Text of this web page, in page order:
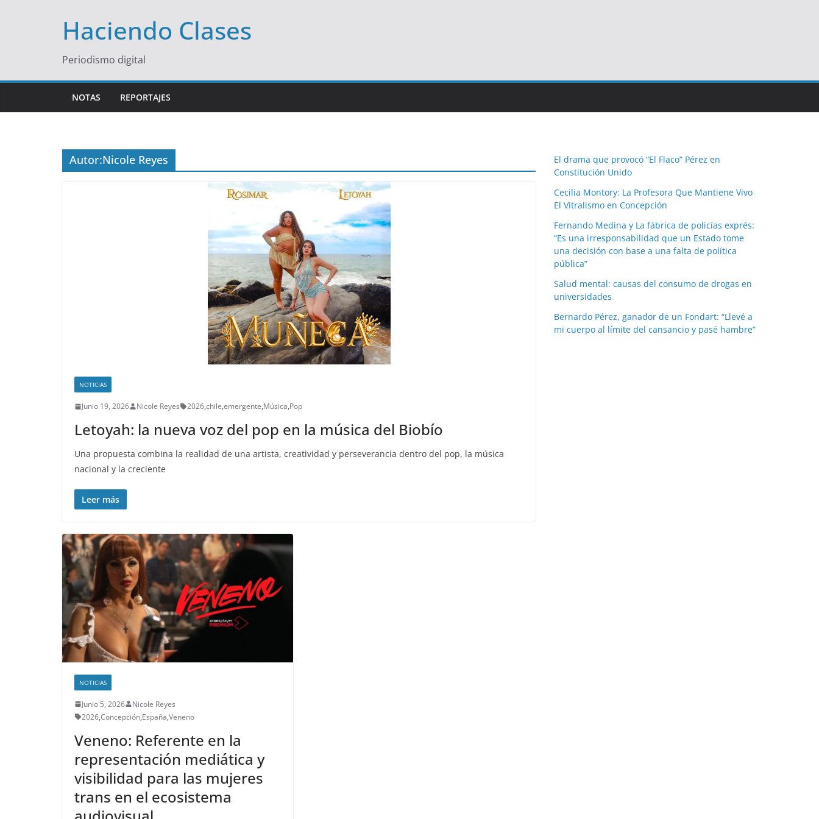
Haciendo Clases
Periodismo digital
NOTAS REPORTAJES
Autor:Nicole Reyes
NOTICIAS
Junio 19, 2026 Nicole Reyes 2026,chile,emergente,Música,Pop
Letoyah: la nueva voz del pop en la música del Biobío
Una propuesta combina la realidad de una artista, creatividad y perseverancia dentro del pop, la música
nacional y la creciente
Leer más
NOTICIAS
Junio 5, 2026
Nicole Reyes
2026,Concepción,España,Veneno
Veneno: Referente en la
representación mediática y
visibilidad para las mujeres
trans en el ecosistema
El drama que provocó “El Flaco” Pérez en
Constitución Unido
Cecilia Montory: La Profesora Que Mantiene Vivo
El Vitralismo en Concepción
Fernando Medina y La fábrica de policías exprés:
“Es una irresponsabilidad que un Estado tome
una decisión con base a una falta de política
pública”
Salud mental: causas del consumo de drogas en
universidades
Bernardo Pérez, ganador de un Fondart: “Llevé a
mi cuerpo al límite del cansancio y pasé hambre”